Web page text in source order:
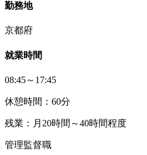
勤務地
京都府
就業時間
08:45～17:45
休憩時間：60分
残業：月20時間～40時間程度
管理監督職